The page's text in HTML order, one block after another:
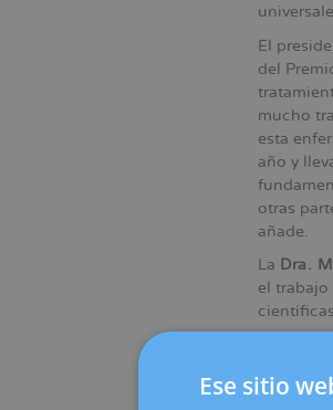
El
del
mucho
esta
año y
otras
añade.
La Dra.
el
Ese sitio